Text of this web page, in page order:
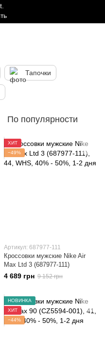
Тапочки
По популярности
ХИТ
−49%
Артикул: 687977-111
Кроссовки мужские Nike Air
Max Ltd 3 (687977-111)
4 689 грн 9 152 грн
НОВИНКА
ХИТ
−44%